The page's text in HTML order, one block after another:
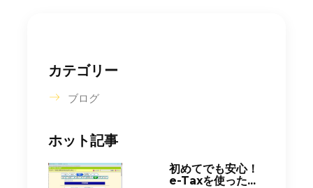
カテゴリー
ブログ
ホット記事
初めてでも安心！
e-Taxを使った...